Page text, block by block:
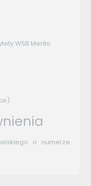
WSB Merito
o numerze